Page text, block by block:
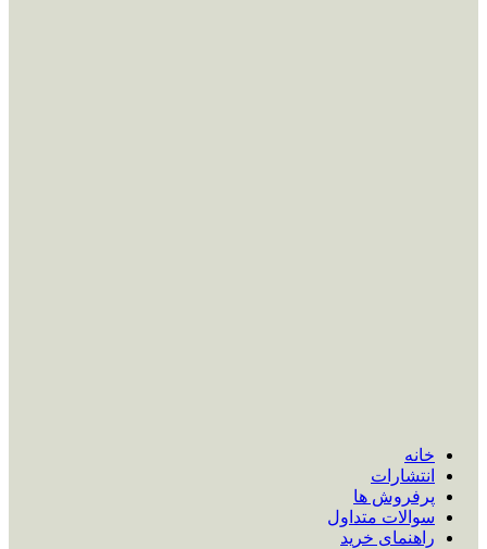
خانه
انتشارات
پرفروش ها
سوالات متداول
راهنمای خرید